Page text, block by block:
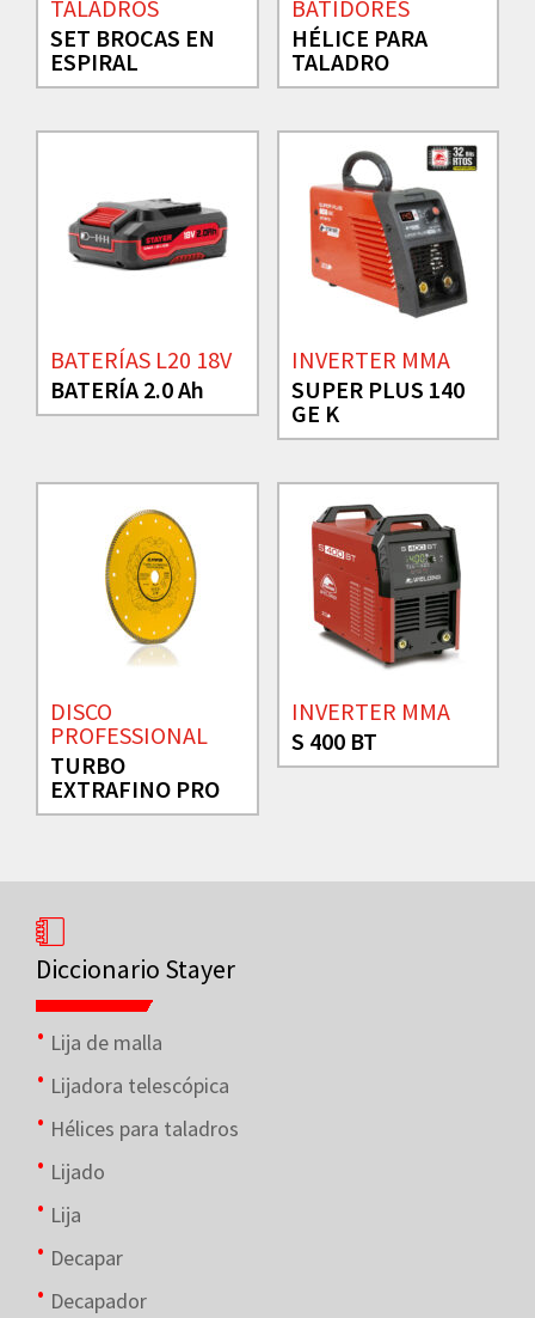
TALADROS
SET BROCAS EN
ESPIRAL
BATIDORES
HÉLICE PARA
TALADRO
BATERÍAS L20 18V
BATERÍA 2.0 Ah
INVERTER MMA
SUPER PLUS 140
GE K
DISCO
PROFESSIONAL
TURBO
EXTRAFINO PRO
INVERTER MMA
S 400 BT
Diccionario Stayer
Lija de malla
Lijadora telescópica
Hélices para taladros
Lijado
Lija
Decapar
Decapador